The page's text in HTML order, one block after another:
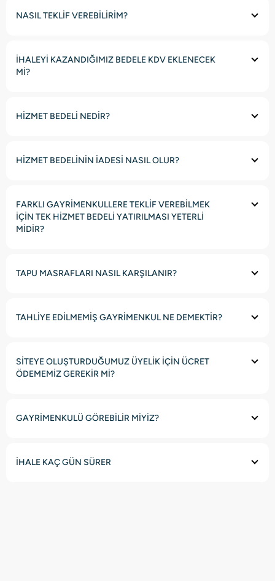
NASIL TEKLİF VEREBİLİRİM?
İHALEYİ KAZANDIĞIMIZ BEDELE KDV EKLENECEK
Mİ?
HİZMET BEDELİ NEDİR?
HİZMET BEDELİNİN İADESİ NASIL OLUR?
FARKLI GAYRİMENKULLERE TEKLİF VEREBİLMEK
İÇİN TEK HİZMET BEDELİ YATIRILMASI YETERLİ
MİDİR?
TAPU MASRAFLARI NASIL KARŞILANIR?
TAHLİYE EDİLMEMİŞ GAYRİMENKUL NE DEMEKTİR?
SİTEYE OLUŞTURDUĞUMUZ ÜYELİK İÇİN ÜCRET
ÖDEMEMİZ GEREKİR Mİ?
GAYRİMENKULÜ GÖREBİLİR MİYİZ?
İHALE KAÇ GÜN SÜRER